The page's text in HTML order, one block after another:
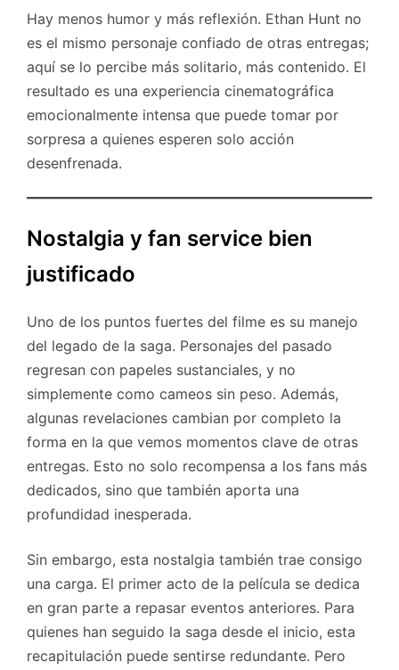
Hay menos humor y más reflexión. Ethan Hunt no
es el mismo personaje confiado de otras entregas;
aquí se lo percibe más solitario, más contenido. El
resultado es una experiencia cinematográfica
emocionalmente intensa que puede tomar por
sorpresa a quienes esperen solo acción
desenfrenada.
Nostalgia y fan service bien
justificado
Uno de los puntos fuertes del filme es su manejo
del legado de la saga. Personajes del pasado
regresan con papeles sustanciales, y no
simplemente como cameos sin peso. Además,
algunas revelaciones cambian por completo la
forma en la que vemos momentos clave de otras
entregas. Esto no solo recompensa a los fans más
dedicados, sino que también aporta una
profundidad inesperada.
Sin embargo, esta nostalgia también trae consigo
una carga. El primer acto de la película se dedica
en gran parte a repasar eventos anteriores. Para
quienes han seguido la saga desde el inicio, esta
recapitulación puede sentirse redundante. Pero